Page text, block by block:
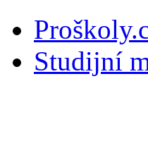
Studijní